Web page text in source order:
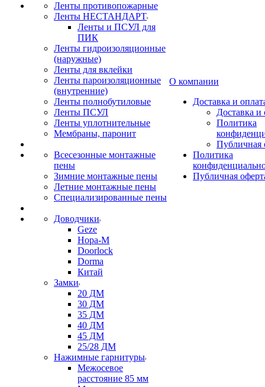
Ленты противопожарные
Ленты НЕСТАНДАРТ
Ленты и ПСУЛ для
ПИК
Ленты гидроизоляционные
(наружные)
Ленты для вклейки
Ленты пароизоляционные
(внутренние)
Ленты полнобутиловые
Ленты ПСУЛ
Ленты уплотнительные
Мембраны, паронит
Всесезонные монтажные
пены
Зимние монтажные пены
Летние монтажные пены
Специализированные пены
Доводчики
Geze
Нора-М
Doorlock
Dorma
Китай
Замки
20 ДМ
30 ДМ
35 ДМ
40 ДМ
45 ДМ
25/28 ДМ
Нажимные гарнитуры
Межосевое
расстояние 85 мм
О компании
Доставка и
Доставка и
Политика
Публичная
Политика
Публичная